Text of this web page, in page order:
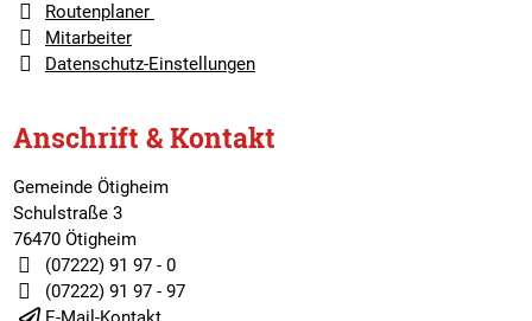
Routenplaner
Mitarbeiter
Datenschutz-Einstellungen
Anschrift & Kontakt
Gemeinde Ötigheim
Schulstraße 3
76470 Ötigheim
(07222) 91 97 - 0
(07222) 91 97 - 97